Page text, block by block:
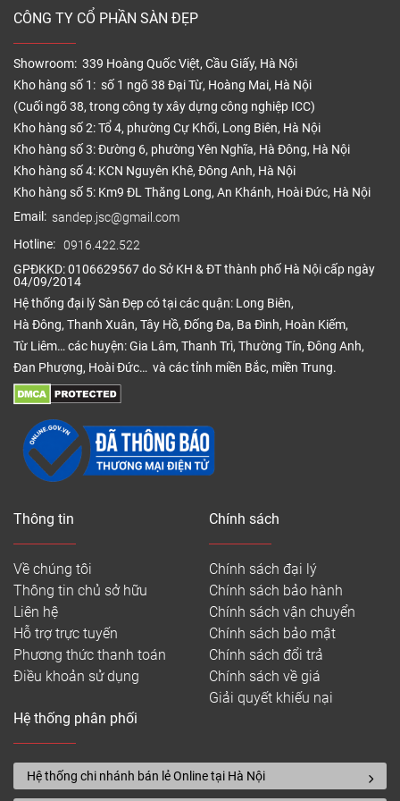
sản phẩm. Sản xuất và in màu dạng vân gỗ, tạo nét
đẹp và hấp dẫn cho bề mặt ván sàn Joka SPC.
–Lớp cốt nhựa SPC: bao gồm các thành phần như
nhựa nguyên sinh, keo, bột đá… được ép lại thành
tấm mỏng có khả năng chống nước vượt chội, chịu
lựa tốt và chống lại va đập trước các tác động từ
môi trường.
–Lớp đế
: tích hợp lớp đế cao su IXPE được đặt ở
chống ẩm và tăng cường tính ổn định cho sản
phẩm.
Thông số kỹ thuật sàn nhựa Joka hèm
khóa
– Kích thước sàn: 1224 x 153mm
– Độ dày sàn: 8mm (có đế cao su IXPE)
– Quy cách: 8 tấm/hộp = 1.4981m2
– Tiêu chuẩn: AC5, E1
– Mã sản phẩm: MG 253, MG 095, MG 810, MG 337,
Tham khảo thêm: Sàn nhựa SPC giá rẻ
Ưu điểm nỗi trội của sàn nhựa Joka cao
cấp
CÔNG TY CỔ PHẦN SÀN ĐẸP
Showroom: 339 Hoàng Quốc Việt, Cầu Giấy, Hà Nội
Kho hàng số 1: số 1 ngõ 38 Đại Từ, Hoàng Mai, Hà Nội
(Cuối ngõ 38, trong công ty xây dựng công nghiệp ICC)
Kho hàng số 2: Tổ 4, phường Cự Khối, Long Biên, Hà Nội
Kho hàng số 3: Đường 6, phường Yên Nghĩa, Hà Đông, Hà Nội
Kho hàng số 4: KCN Nguyên Khê, Đông Anh, Hà Nội
Kho hàng số 5: Km9 ĐL Thăng Long, An Khánh, Hoài Đức, Hà Nội
Email: sandep.jsc@gmail.com
Hotline: 0916.422.522
GPĐKKD: 0106629567 do Sở KH & ĐT thành phố Hà Nội cấp ngày
04/09/2014
Hệ thống đại lý Sàn Đẹp có tại các quận: Long Biên,
Hà Đông, Thanh Xuân, Tây Hồ, Đống Đa, Ba Đình, Hoàn Kiếm,
Từ Liêm… các huyện: Gia Lâm, Thanh Trì, Thường Tín, Đông Anh,
Đan Phượng, Hoài Đức… và các tỉnh miền Bắc, miền Trung.
Thông tin
Về chúng tôi
Thông tin chủ sở hữu
Liên hệ
Hỗ trợ trực tuyến
Phương thức thanh toán
Điều khoản sử dụng
Chính sách
Chính sách đại lý
Chính sách bảo hành
Chính sách vận chuyển
Chính sách bảo mật
Chính sách đổi trả
Chính sách về giá
Giải quyết khiếu nại
Hệ thống phân phối
Hệ thống chi nhánh bán lẻ Online tại Hà Nội